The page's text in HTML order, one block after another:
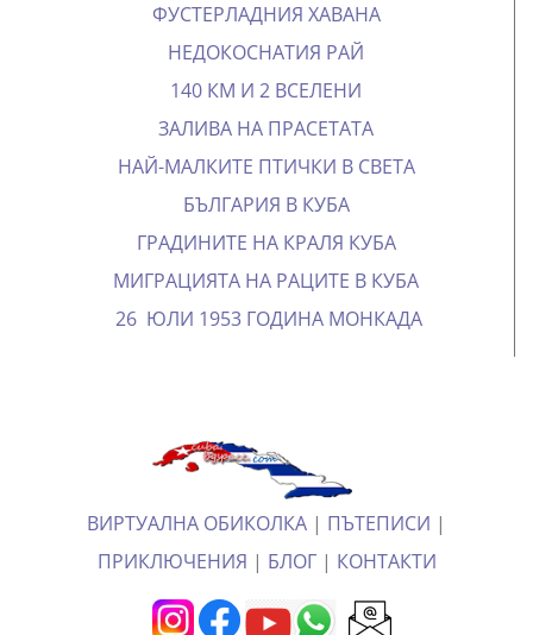
ФУСТЕРЛАДНИЯ ХАВАНА
НЕДОКОСНАТИЯ РАЙ
140 КМ И 2 ВСЕЛЕНИ
ЗАЛИВА НА ПРАСЕТАТА
НАЙ-МАЛКИТЕ ПТИЧКИ В СВЕТА
БЪЛГАРИЯ В КУБА
ГРАДИНИТЕ НА КРАЛЯ КУБА
МИГРАЦИЯТА НА РАЦИТЕ В КУБА
26 ЮЛИ 1953 ГОДИНА МОНКАДА
ВИРТУАЛНА ОБИКОЛКА | ПЪТЕПИСИ |
ПРИКЛЮЧЕНИЯ | БЛОГ| КОНТАКТИ